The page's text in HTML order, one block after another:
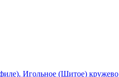
Игольное (Шитое) кружево